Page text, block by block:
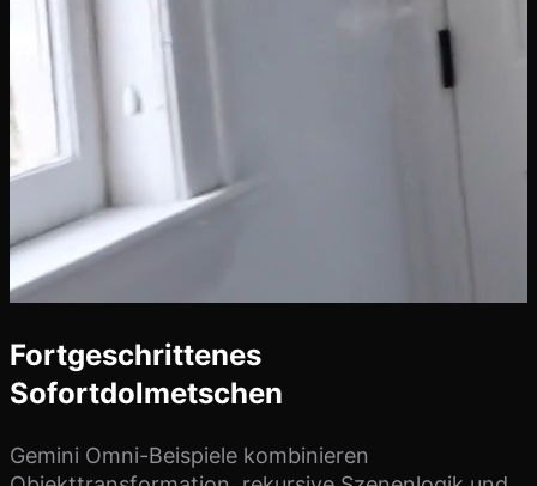
Fortgeschrittenes
Sofortdolmetschen
Gemini Omni-Beispiele kombinieren